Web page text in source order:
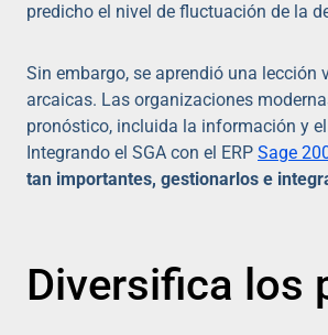
predicho el nivel de fluctuación de la
Sin embargo, se aprendió una lección
arcaicas. Las organizaciones
pronóstico, incluida la información y
Integrando el SGA con el ERP Sage
tan importantes, gestionarlos e
Diversifica los